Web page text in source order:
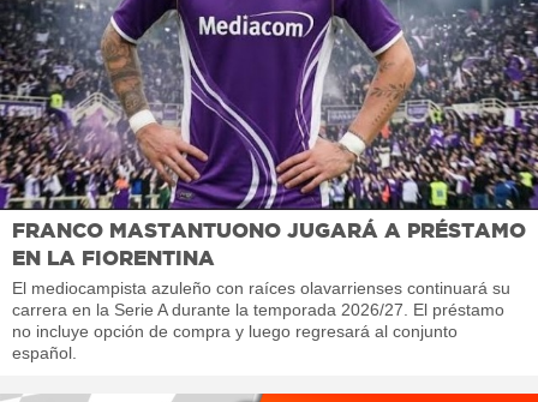
FRANCO MASTANTUONO JUGARÁ A PRÉSTAMO
EN LA FIORENTINA
El mediocampista azuleño con raíces olavarrienses continuará su
carrera en la Serie A durante la temporada 2026/27. El préstamo
no incluye opción de compra y luego regresará al conjunto
español.